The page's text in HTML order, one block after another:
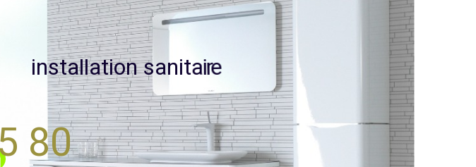
80
installation sanitaire